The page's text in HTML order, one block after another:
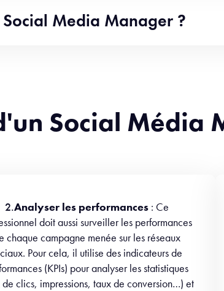
Media Manager ?
Social Média
2.Analyser les performances: Ce
doit aussi surveiller les performances
chaque campagne menée sur les réseaux
Pour cela, il utilise des indicateurs de
(KPIs) pour analyser les statistiques
de clics, impressions, taux de conversion…) et